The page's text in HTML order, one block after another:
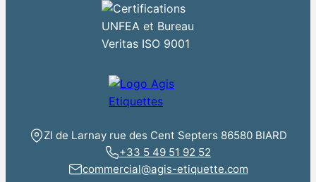
ZI de Larnay rue des Cent Septers 86580 BIARD
+33 5 49 51 92 52
commercial@agis-etiquette.com